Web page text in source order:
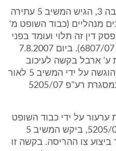
7. כנגד החלטה זו של המשיבה 3, הגיש המשיב 5 עתירה
מנהליים (כבוד השופט מ'
דין זה תלוי ועומד בפני
בית משפט זה ערעור (עע"ם 6807/07). ביום 7.8.2007
ע' ארבל בקשה לעיכוב
ביצוע צו ההריסה המנהלי שהוגשה על ידי המשיב 5 לאור
קיומו של הליך תלוי ועומד במסגרת רע"פ 5205/07
על ידי כבוד השופט
ס' ג'ובראן במסגרת רע"פ 5205/07, ביקש המשיב 5
צו ההריסה. בקשה זו